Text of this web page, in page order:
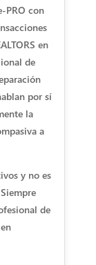
PRO con
en
de
por sí
la
a
y no es
de